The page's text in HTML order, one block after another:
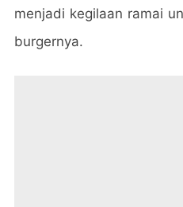
menjadi kegilaan ramai
burgernya.